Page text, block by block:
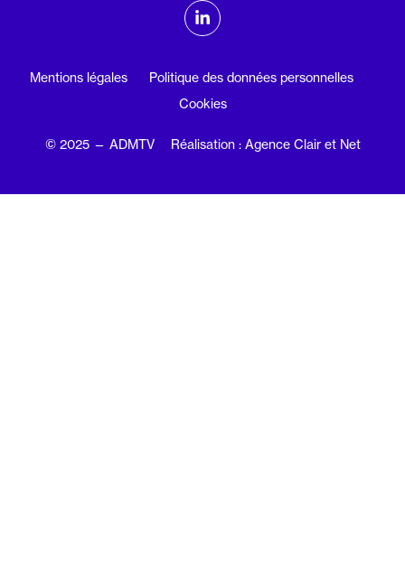
ADMTV sur les réseaux sociaux
Linkedin
Mentions légales
Politique des données personnelles
Cookies
© 2025 — ADMTV Réalisation : Agence Clair et Net